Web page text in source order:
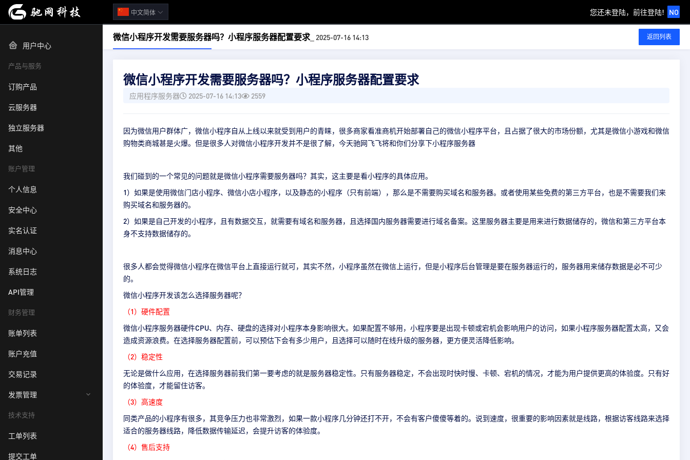
用户中心
产品与服务
订购产品
云服务器
独立服务器
其他
账户管理
个人信息
安全中心
实名认证
消息中心
系统日志
API管理
财务管理
账单列表
账户充值
交易记录
发票管理
技术支持
工单列表
提交工单
中文简体 您还未登陆，前往登陆! NO
微信小程序开发需要服务器吗？小程序服务器配置要求 _ 2025-07-16 14:13 返回列表
微信小程序开发需要服务器吗？小程序服务器配置要求
应用程序服务器 2025-07-16 14:13 2559
因为微信用户群体广，微信小程序自从上线以来就受到用户的青睐，很多商家看准商机开始部署自己的微信小程序平台，且占据了很大的市场份额，尤其是微信小游戏和微信
购物类商城甚是火爆。但是很多人对微信小程序开发并不是很了解，今天驰网飞飞将和你们分享下小程序服务器
我们碰到的一个常见的问题就是微信小程序需要服务器吗？其实，这主要是看小程序的具体应用。
1）如果是使用微信门店小程序、微信小店小程序，以及静态的小程序（只有前端），那么是不需要购买域名和服务器。或者使用某些免费的第三方平台，也是不需要我们来
购买域名和服务器的。
2）如果是自己开发的小程序，且有数据交互，就需要有域名和服务器，且选择国内服务器需要进行域名备案。这里服务器主要是用来进行数据储存的，微信和第三方平台本
身不支持数据储存的。
很多人都会觉得微信小程序在微信平台上直接运行就可，其实不然，小程序虽然在微信上运行，但是小程序后台管理是要在服务器运行的，服务器用来储存数据是必不可少
的。
微信小程序开发该怎么选择服务器呢？
（1）硬件配置
微信小程序服务器硬件CPU、内存、硬盘的选择对小程序本身影响很大。如果配置不够用，小程序要是出现卡顿或宕机会影响用户的访问，如果小程序服务器配置太高，又会
造成资源浪费。在选择服务器配置前，可以预估下会有多少用户，且选择可以随时在线升级的服务器，更方便灵活降低影响。
（2）稳定性
无论是做什么应用，在选择服务器前我们第一要考虑的就是服务器稳定性。只有服务器稳定，不会出现时快时慢、卡顿、宕机的情况，才能为用户提供更高的体验度。只有好
的体验度，才能留住访客。
（3）高速度
同类产品的小程序有很多，其竞争压力也非常激烈，如果一款小程序几分钟还打不开，不会有客户傻傻等着的。说到速度，很重要的影响因素就是线路，根据访客线路来选择
适合的服务器线路，降低数据传输延迟，会提升访客的体验度。
（4）售后支持